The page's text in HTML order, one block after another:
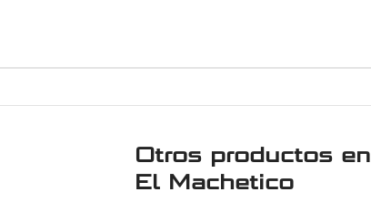
Otros productos en
El Machetico